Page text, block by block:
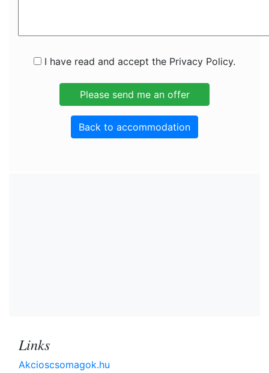
I have read and accept the Privacy Policy.
Back to accommodation
Links
Akcioscsomagok.hu